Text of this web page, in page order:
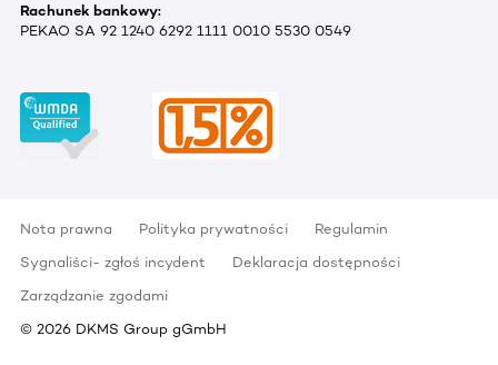
Rachunek bankowy:
PEKAO SA 92 1240 6292 1111 0010 5530 0549
Nota prawna Polityka prywatności
Regulamin
Sygnaliści- zgłoś incydent
Deklaracja dostępności
Zarządzanie zgodami
© 2026 DKMS Group gGmbH